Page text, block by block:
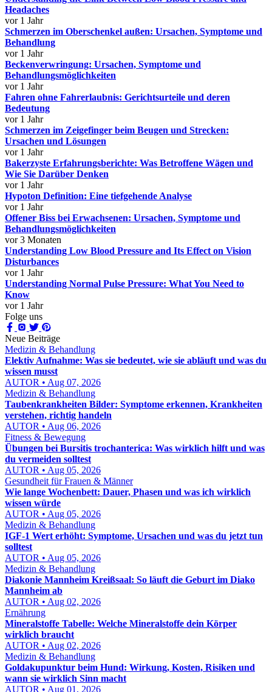
Headaches
vor 1 Jahr
Schmerzen im Oberschenkel außen: Ursachen, Symptome und
Behandlung
vor 1 Jahr
Beckenverwringung: Ursachen, Symptome und
Behandlungsmöglichkeiten
vor 1 Jahr
Fahren ohne Fahrerlaubnis: Gerichtsurteile und deren
Bedeutung
vor 1 Jahr
Schmerzen im Zeigefinger beim Beugen und Strecken:
Ursachen und Lösungen
vor 1 Jahr
Bakerzyste Erfahrungsberichte: Was Betroffene Wägen und
Wie Sie Darüber Denken
vor 1 Jahr
Hypoton Definition: Eine tiefgehende Analyse
vor 1 Jahr
Offener Biss bei Erwachsenen: Ursachen, Symptome und
Behandlungsmöglichkeiten
vor 3 Monaten
Understanding Low Blood Pressure and Its Effect on Vision
Disturbances
vor 1 Jahr
Understanding Normal Pulse Pressure: What You Need to
Know
vor 1 Jahr
Folge uns
Neue Beiträge
Medizin & Behandlung
Elektiv Aufnahme: Was sie bedeutet, wie sie abläuft und was du
wissen musst
AUTOR • Aug 07, 2026
Medizin & Behandlung
Taubenkrankheiten Bilder: Symptome erkennen, Krankheiten
verstehen, richtig handeln
AUTOR • Aug 06, 2026
Fitness & Bewegung
Übungen bei Bursitis trochanterica: Was wirklich hilft und was
du vermeiden solltest
AUTOR • Aug 05, 2026
Gesundheit für Frauen & Männer
Wie lange Wochenbett: Dauer, Phasen und was ich wirklich
wissen würde
AUTOR • Aug 05, 2026
Medizin & Behandlung
IGF-1 Wert erhöht: Symptome, Ursachen und was du jetzt tun
solltest
AUTOR • Aug 05, 2026
Medizin & Behandlung
Diakonie Mannheim Kreißsaal: So läuft die Geburt im Diako
Mannheim ab
AUTOR • Aug 02, 2026
Ernährung
Mineralstoffe Tabelle: Welche Mineralstoffe dein Körper
wirklich braucht
AUTOR • Aug 02, 2026
Medizin & Behandlung
Goldakupunktur beim Hund: Wirkung, Kosten, Risiken und
wann sie wirklich Sinn macht
AUTOR • Aug 01, 2026